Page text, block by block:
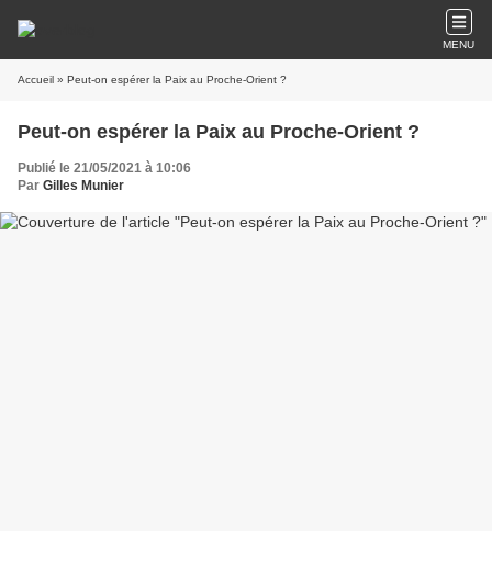
MENU
Accueil » Peut-on espérer la Paix au Proche-Orient ?
Peut-on espérer la Paix au Proche-Orient ?
Publié le 21/05/2021 à 10:06
Par Gilles Munier